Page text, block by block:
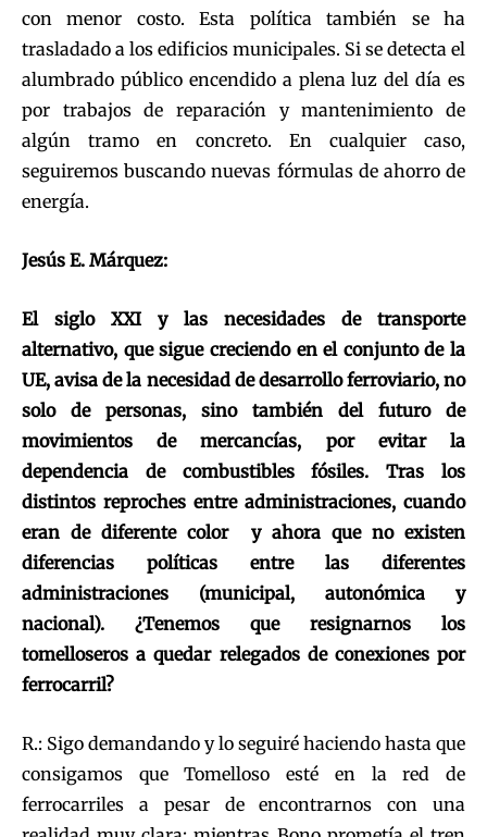
con menor costo. Esta política también se ha
trasladado a los edificios municipales. Si se detecta el
alumbrado público encendido a plena luz del día es
por trabajos de reparación y mantenimiento de
algún tramo en concreto. En cualquier caso,
seguiremos buscando nuevas fórmulas de ahorro de
energía.
Jesús E. Márquez:
El siglo XXI y las necesidades de transporte
alternativo, que sigue creciendo en el conjunto de la
UE, avisa de la necesidad de desarrollo ferroviario, no
solo de personas, sino también del futuro de
movimientos de mercancías, por evitar la
dependencia de combustibles fósiles. Tras los
distintos reproches entre administraciones, cuando
eran de diferente color y ahora que no existen
diferencias políticas entre las diferentes
administraciones (municipal, autonómica y
nacional). ¿Tenemos que resignarnos los
tomelloseros a quedar relegados de conexiones por
ferrocarril?
R.: Sigo demandando y lo seguiré haciendo hasta que
consigamos que Tomelloso esté en la red de
ferrocarriles a pesar de encontrarnos con una